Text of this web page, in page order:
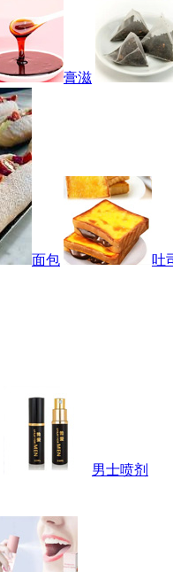
膏滋
面包 吐
男士喷剂